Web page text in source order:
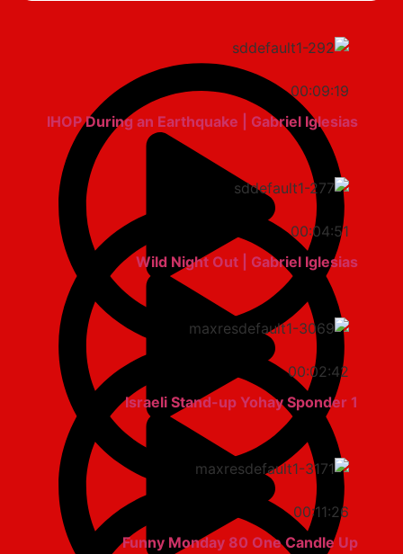
00:09:19
IHOP During an Earthquake | Gabriel Iglesias
00:04:51
Wild Night Out | Gabriel Iglesias
00:02:42
Israeli Stand-up Yohay Sponder 1
00:11:26
Funny Monday 80 One Candle Up